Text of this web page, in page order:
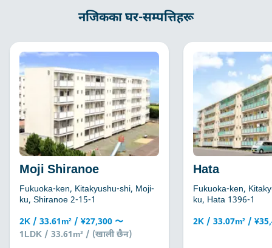
नजिकका घर-सम्पत्तिहरू
Moji Shiranoe
Fukuoka-ken, Kitakyushu-shi, Moji-
ku, Shiranoe 2-15-1
2K / 33.61m² / ¥27,300 〜
1LDK / 33.61m² / (खाली छैन)
Hata
Fukuoka-ken,
ku, Hata 1396-1
2K / 33.07m² /